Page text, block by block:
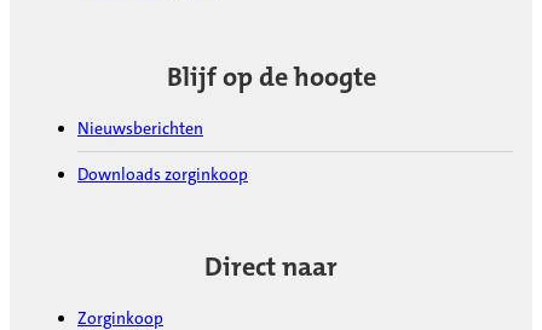
Blijf op de hoogte
Nieuwsberichten
Downloads zorginkoop
Direct naar
Zorginkoop